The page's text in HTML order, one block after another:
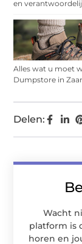
en
Alles wat u moet
Dumpstore in
Wacht
platform is
horen en
Delen: